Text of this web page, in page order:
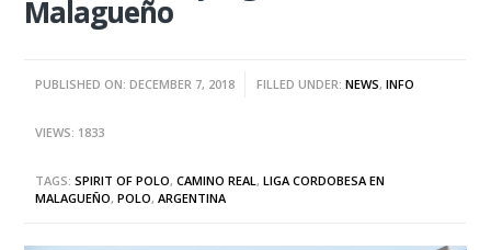
Malagueño
PUBLISHED ON: DECEMBER 7, 2018 FILLED UNDER:NEWS,INFO
VIEWS: 1833
TAGS:SPIRIT OF POLO,CAMINO REAL ,LIGA CORDOBESA EN
MALAGUEÑO,POLO,ARGENTINA